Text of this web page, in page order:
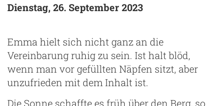
Dienstag, 26. September 2023
Emma hielt sich nicht ganz an die
Vereinbarung ruhig zu sein. Ist halt blöd,
wenn man vor gefüllten Näpfen sitzt, aber
unzufrieden mit dem Inhalt ist.
Die Sonne schaffte es früh über den Berg, so